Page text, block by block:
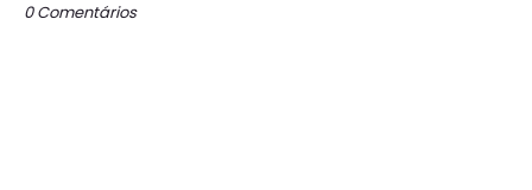
0 Comentários